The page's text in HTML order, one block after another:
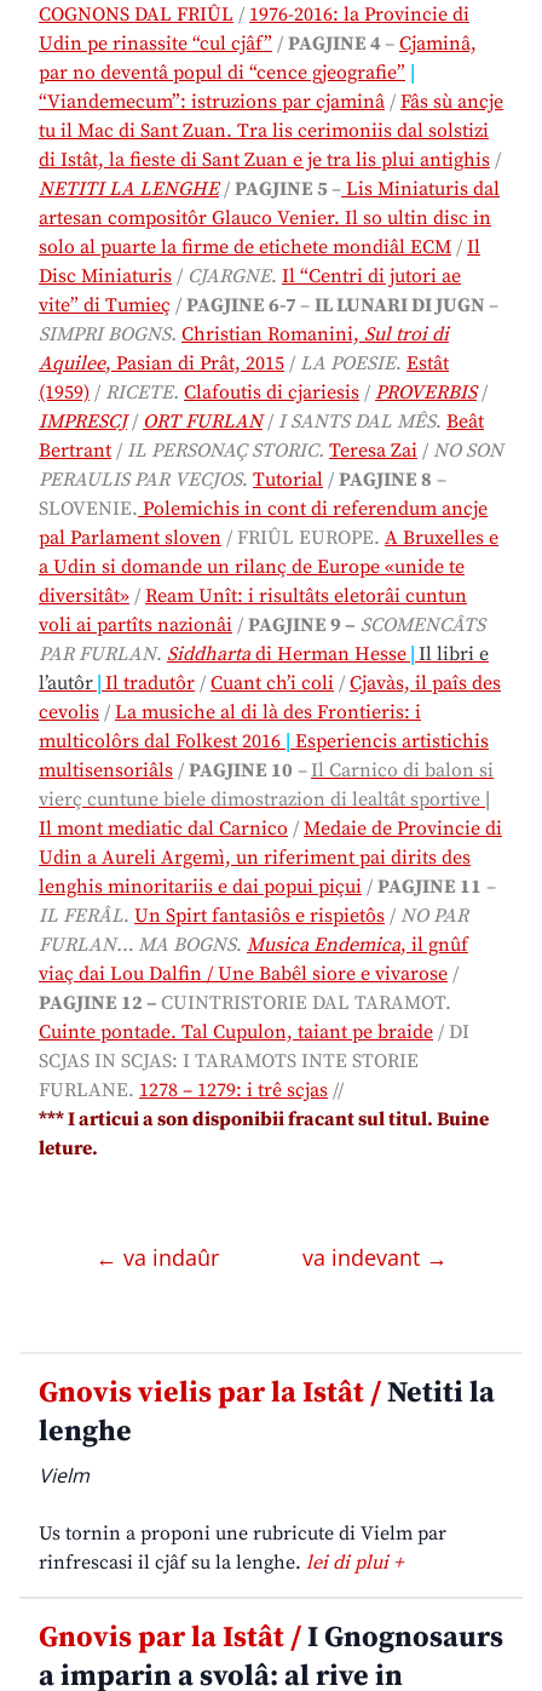
COGNONS DAL FRIÛL / 1976-2016: la Provincie di
Udin pe rinassite “cul cjâf” / PAGJINE 4– Cjaminâ,
par no deventâ popul di “cence gjeografie” |
“Viandemecum”: istruzions par cjaminâ / Fâs sù ancje
tu il Mac di Sant Zuan. Tra lis cerimoniis dal solstizi
di Istât, la fieste di Sant Zuan e je tra lis plui antighis /
NETITI LA LENGHE/ PAGJINE 5 – Lis Miniaturis dal
artesan compositôr Glauco Venier. Il so ultin disc in
solo al puarte la firme de etichete mondiâl ECM / Il
Disc Miniaturis / CJARGNE. Il “Centri di jutori ae
vite” di Tumieç / PAGJINE 6-7 – IL LUNARI DI JUGN –
SIMPRI BOGNS. Christian Romanini, Sul troi di
Aquilee, Pasian di Prât, 2015 / LA POESIE. Estât
(1959) / RICETE. Clafoutis di cjariesis / PROVERBIS/
IMPRESCJ/ ORT FURLAN/ I SANTS DAL MÊS. Beât
Bertrant / IL PERSONAÇ STORIC. Teresa Zai / NO SON
PERAULIS PAR VECJOS. Tutorial / PAGJINE 8 –
SLOVENIE. Polemichis in cont di referendum ancje
pal Parlament sloven / FRIÛL EUROPE. A Bruxelles e
a Udin si domande un rilanç de Europe «unide te
diversitât» / Ream Unît: i risultâts eletorâi cuntun
voli ai partîts nazionâi / PAGJINE 9 – SCOMENCÂTS
PAR FURLAN. Siddharta di Herman Hesse | Il libri e
l’autôr | Il tradutôr / Cuant ch’i coli / Cjavàs, il paîs des
cevolis / La musiche al di là des Frontieris: i
multicolôrs dal Folkest 2016 | Esperiencis artistichis
multisensoriâls / PAGJINE 10 – Il Carnico di balon si
vierç cuntune biele dimostrazion di lealtât sportive |
Il mont mediatic dal Carnico / Medaie de Provincie di
Udin a Aureli Argemì, un riferiment pai dirits des
lenghis minoritariis e dai popui piçui / PAGJINE 11 –
IL FERÂL. Un Spirt fantasiôs e rispietôs / NO PAR
FURLAN… MA BOGNS. Musica Endemica, il gnûf
viaç dai Lou Dalfin / Une Babêl siore e vivarose /
PAGJINE 12 – CUINTRISTORIE DAL TARAMOT.
Cuinte pontade. Tal Cupulon, taiant pe braide / DI
SCJAS IN SCJAS: I TARAMOTS INTE STORIE
FURLANE. 1278 – 1279: i trê scjas //
*** I articui a son disponibii fracant sul titul. Buine
leture.
← va indaûr va indevant →
Gnovis vielis par la Istât /Netiti la
lenghe
Vielm
Us tornin a proponi une rubricute di Vielm par
rinfrescasi il cjâf su la lenghe. lei di plui +
Gnovis par la Istât /I Gnognosaurs
a imparin a svolâ: al rive in